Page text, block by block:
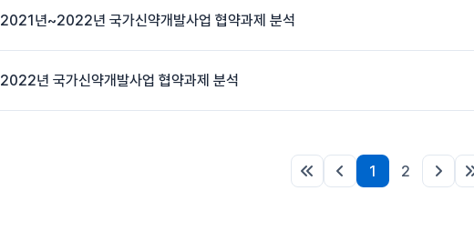
2021년~2022년 국가신약개발사업 협약과제 분석
2022년 국가신약개발사업 협약과제 분석
1 2